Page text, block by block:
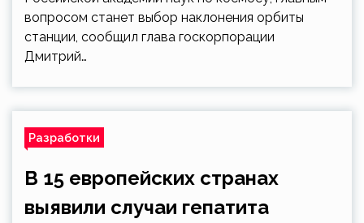
вопросом станет выбор наклонения орбиты
станции, сообщил глава госкорпорации
Дмитрий…
Разработки
В 15 европейских странах
выявили случаи гепатита